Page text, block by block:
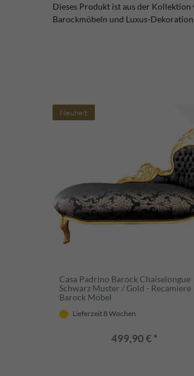
Dieses Produkt ist aus der
Barockmöbeln und Luxus-
Neuheit
Casa Padrino Barock Chaiselongue
Schwarz Muster / Gold - Recamiere
Barock Möbel
Lieferzeit 8 Wochen
499,90 € *